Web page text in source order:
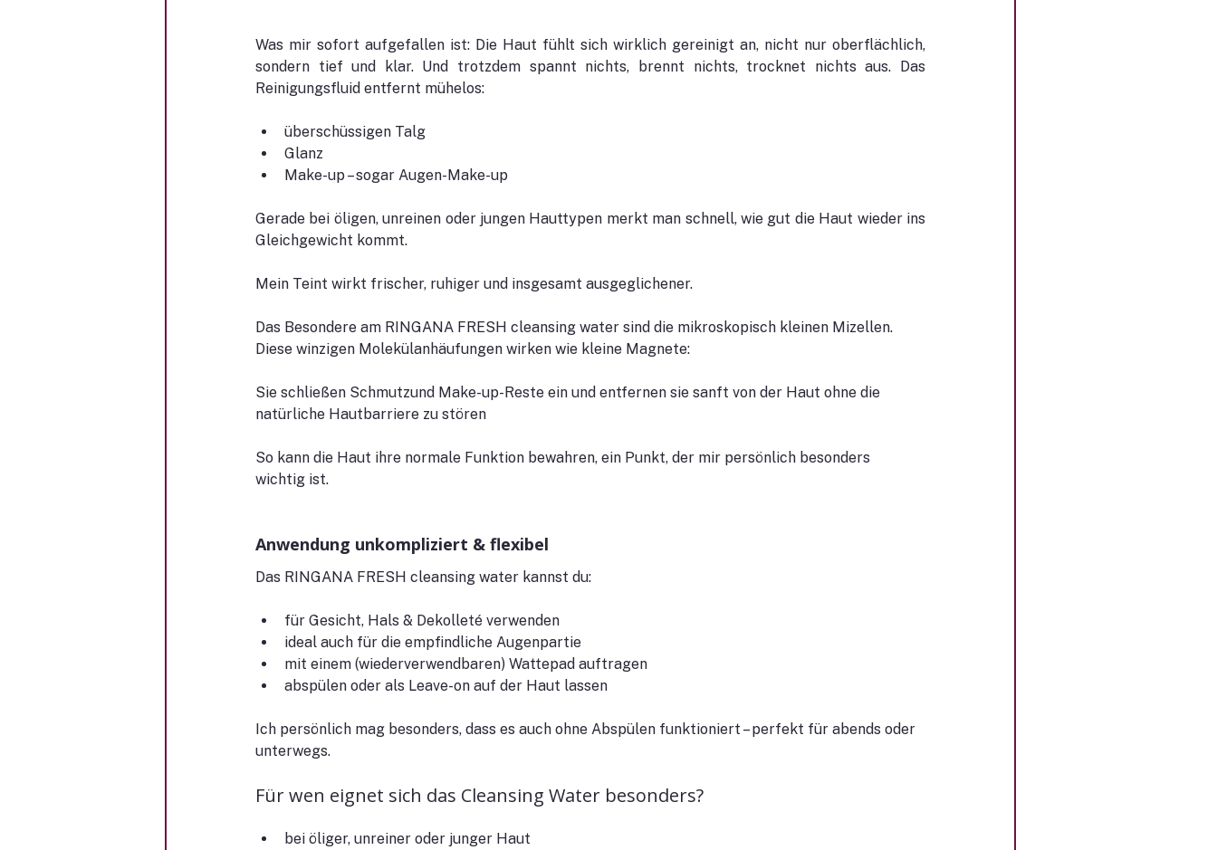
Was mir sofort aufgefallen ist: Die Haut fühlt sich wirklich gereinigt an, nicht nur oberflächlich,
sondern tief und klar. Und trotzdem spannt nichts, brennt nichts, trocknet nichts aus. Das
Reinigungsfluid entfernt mühelos:
überschüssigen Talg
Glanz
Make-up – sogar Augen-Make-up
Gerade bei öligen, unreinen oder jungen Hauttypen merkt man schnell, wie gut die Haut wieder ins
Gleichgewicht kommt.
Mein Teint wirkt frischer, ruhiger und insgesamt ausgeglichener.
Das Besondere am RINGANA FRESH cleansing water sind die mikroskopisch kleinen Mizellen.
Diese winzigen Molekülanhäufungen wirken wie kleine Magnete:
Sie schließen Schmutzund Make-up-Reste ein und entfernen sie sanft von der Haut ohne die
natürliche Hautbarriere zu stören
So kann die Haut ihre normale Funktion bewahren, ein Punkt, der mir persönlich besonders
wichtig ist.
Anwendung unkompliziert & flexibel
Das RINGANA FRESH cleansing water kannst du:
für Gesicht, Hals & Dekolleté verwenden
ideal auch für die empfindliche Augenpartie
mit einem (wiederverwendbaren) Wattepad auftragen
abspülen oder als Leave-on auf der Haut lassen
Ich persönlich mag besonders, dass es auch ohne Abspülen funktioniert – perfekt für abends oder
unterwegs.
Für wen eignet sich das Cleansing Water besonders?
bei öliger, unreiner oder junger Haut